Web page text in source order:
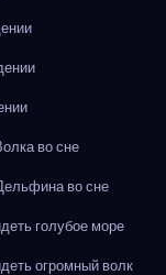
во сне
во сне
голубое море
огромный волк